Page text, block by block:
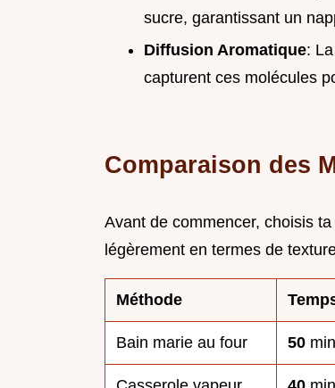
sucre, garantissant un
Diffusion Aromatique:
capturent ces molécules
Comparaison des
Avant de commencer, choisis
légèrement en termes de
Méthode
Bain marie au four 50